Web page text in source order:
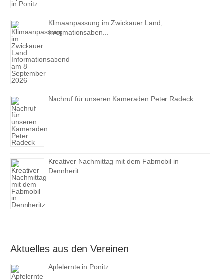
Klimaanpassung im Zwickauer Land,
Informationsaben...
Nachruf für unseren Kameraden Peter Radeck
Kreativer Nachmittag mit dem Fabmobil in
Dennherit...
Aktuelles aus den Vereinen
Apfelernte in Ponitz